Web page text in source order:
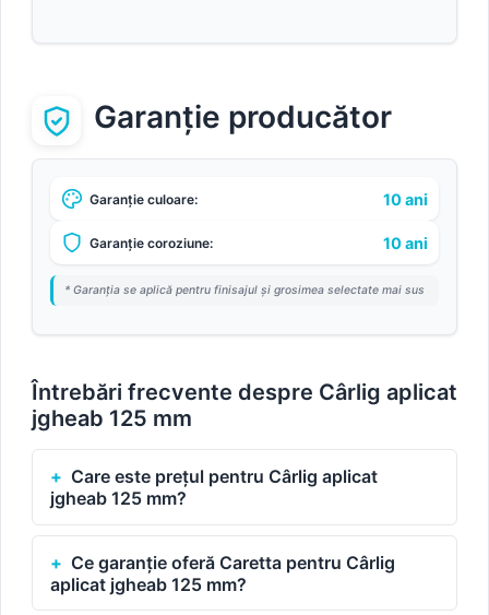
Garanție producător
Garanție culoare: 10 ani
Garanție coroziune: 10 ani
* Garanția se aplică pentru finisajul și grosimea selectate mai sus
Întrebări frecvente despre Cârlig aplicat
jgheab 125 mm
Care este prețul pentru Cârlig aplicat
jgheab 125 mm?
Ce garanție oferă Caretta pentru Cârlig
aplicat jgheab 125 mm?